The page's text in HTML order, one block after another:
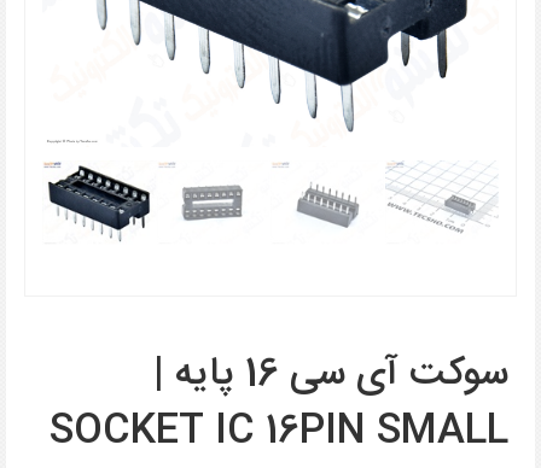
سوکت آی سی 16 پایه |
SOCKET IC 16PIN SMALL